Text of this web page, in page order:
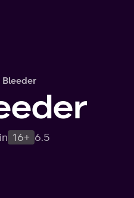
Bleeder
16+ 6.5